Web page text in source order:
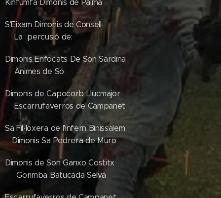
Kinfumfà Dimonis de Palma
S'Eixam Dimonis de Consell
La percusió de:
Dimonis Enfocats De Son Sardina
Ànimes de So
Dimonis de Capocorb Llucmajor
Escarrufaverros de Campanet
Sa Fil·loxera de l'infern Binissalem
Dimonis Sa Pedrera de Muro
Dimonis de Son Ganxo Costitx
Gorimba Batucada Selva